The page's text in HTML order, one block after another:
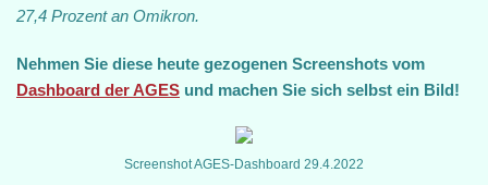
27,4 Prozent an Omikron.
Nehmen Sie diese heute gezogenen Screenshots vom
Dashboard der AGES und machen Sie sich selbst ein Bild!
Screenshot AGES-Dashboard 29.4.2022